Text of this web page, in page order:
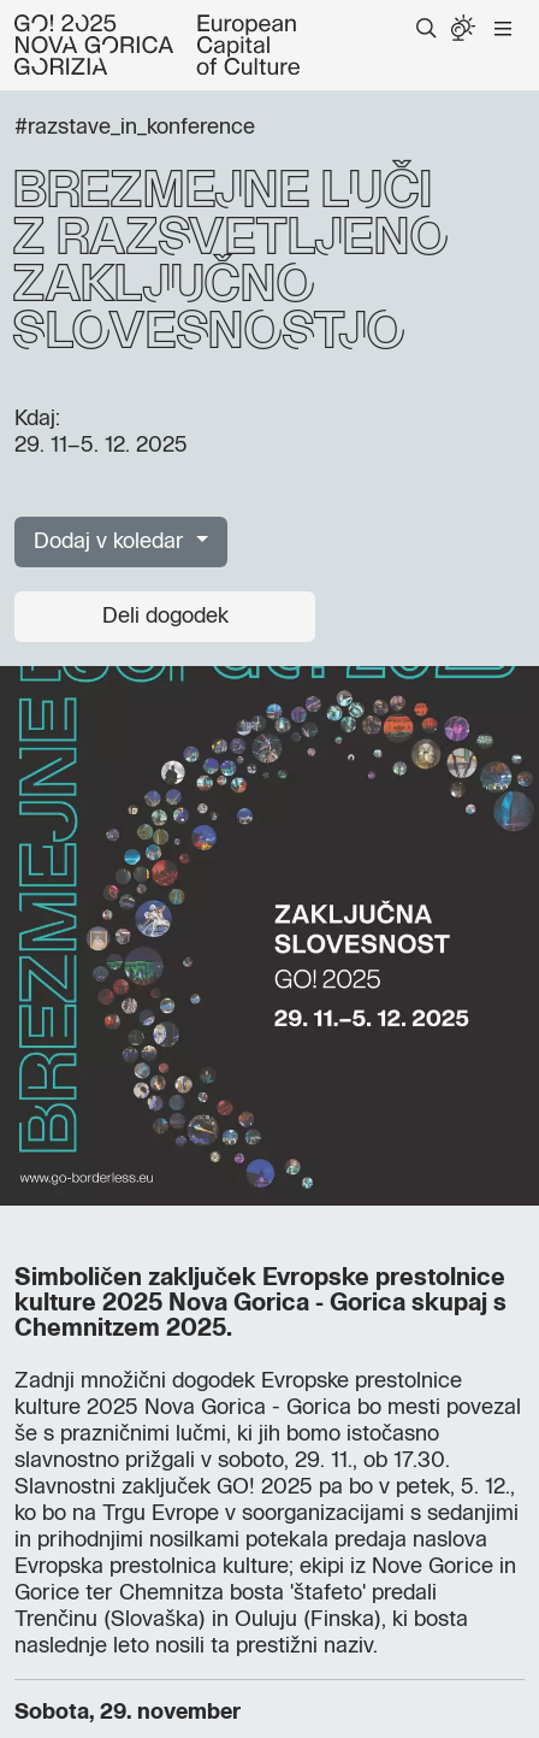
#razstave_in_konference
Brezmejne luči
z razsvetljeno
zaključno
slovesnostjo
Kdaj:
29. 11–5. 12. 2025
Dodaj v koledar
Deli dogodek
Simboličen zaključek Evropske prestolnice
kulture 2025 Nova Gorica - Gorica skupaj s
Chemnitzem 2025.
Zadnji množični dogodek Evropske prestolnice
kulture 2025 Nova Gorica - Gorica bo mesti povezal
še s prazničnimi lučmi, ki jih bomo istočasno
slavnostno prižgali v soboto, 29. 11., ob 17.30.
Slavnostni zaključek GO! 2025 pa bo v petek, 5. 12.,
ko bo na Trgu Evrope v soorganizacijami s sedanjimi
in prihodnjimi nosilkami potekala predaja naslova
Evropska prestolnica kulture; ekipi iz Nove Gorice in
Gorice ter Chemnitza bosta 'štafeto' predali
Trenčinu (Slovaška) in Ouluju (Finska), ki bosta
naslednje leto nosili ta prestižni naziv.
Sobota, 29. november